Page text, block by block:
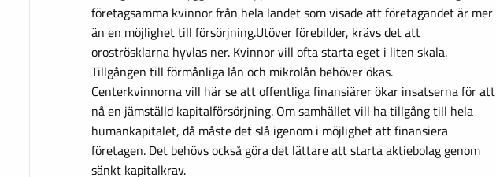
företagsamma kvinnor från hela landet som visade att företagandet är mer
än en möjlighet till försörjning.Utöver förebilder, krävs det att
oroströsklarna hyvlas ner. Kvinnor vill ofta starta eget i liten skala.
Tillgången till förmånliga lån och mikrolån behöver ökas.
Centerkvinnorna vill här se att offentliga finansiärer ökar insatserna för att
nå en jämställd kapitalförsörjning. Om samhället vill ha tillgång till hela
humankapitalet, då måste det slå igenom i möjlighet att finansiera
företagen. Det behövs också göra det lättare att starta aktiebolag genom
sänkt kapitalkrav.